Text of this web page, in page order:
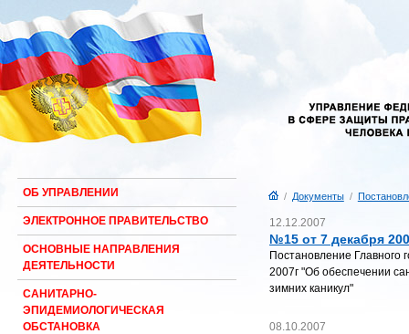
ОБ УПРАВЛЕНИИ
ЭЛЕКТРОННОЕ ПРАВИТЕЛЬСТВО
ОСНОВНЫЕ НАПРАВЛЕНИЯ
ДЕЯТЕЛЬНОСТИ
САНИТАРНО-
ЭПИДЕМИОЛОГИЧЕСКАЯ
ОБСТАНОВКА
/ Документы/
12.12.2007
№15 от 7 декабря
Постановление Главного
2007г "Об обеспечении
зимних каникул"
08.10.2007